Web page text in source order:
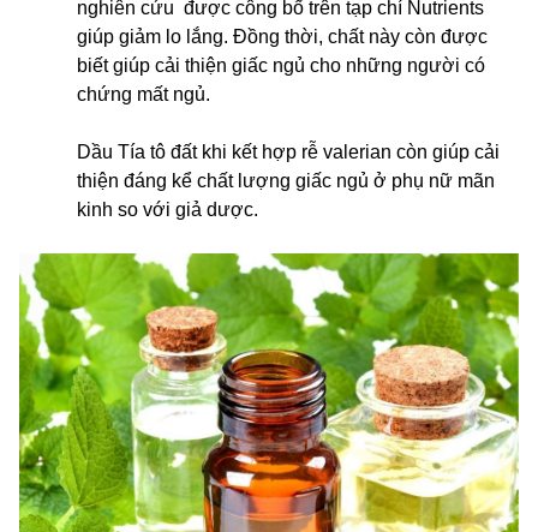
nghiên cứu được công bố trên tạp chí Nutrients
giúp giảm lo lắng. Đồng thời, chất này còn được
biết giúp cải thiện giấc ngủ cho những người có
chứng mất ngủ.
Dầu Tía tô đất khi kết hợp rễ valerian còn giúp cải
thiện đáng kể chất lượng giấc ngủ ở phụ nữ mãn
kinh so với giả dược.